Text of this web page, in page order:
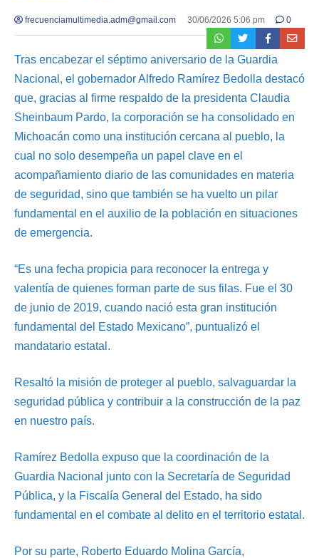
frecuenciamultimedia.adm@gmail.com 30/06/2026 5:06 pm 0
Tras encabezar el séptimo aniversario de la Guardia
Nacional, el gobernador Alfredo Ramírez Bedolla destacó
que, gracias al firme respaldo de la presidenta Claudia
Sheinbaum Pardo, la corporación se ha consolidado en
Michoacán como una institución cercana al pueblo, la
cual no solo desempeña un papel clave en el
acompañamiento diario de las comunidades en materia
de seguridad, sino que también se ha vuelto un pilar
fundamental en el auxilio de la población en situaciones
de emergencia.
“Es una fecha propicia para reconocer la entrega y
valentía de quienes forman parte de sus filas. Fue el 30
de junio de 2019, cuando nació esta gran institución
fundamental del Estado Mexicano”, puntualizó el
mandatario estatal.
Resaltó la misión de proteger al pueblo, salvaguardar la
seguridad pública y contribuir a la construcción de la paz
en nuestro país.
Ramírez Bedolla expuso que la coordinación de la
Guardia Nacional junto con la Secretaría de Seguridad
Pública, y la Fiscalía General del Estado, ha sido
fundamental en el combate al delito en el territorio estatal.
Por su parte, Roberto Eduardo Molina García,